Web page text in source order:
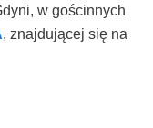
w gościn­nych
, znaj­du­ją­cej się na